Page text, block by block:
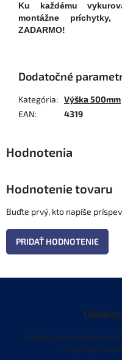
Ku každému
montážne príchytky,
ZADARMO!
Dodatočné
Kategória: Výška 500mm
EAN: 4319
Hodnotenie tovaru
Buďte prvý, kto napíše
PRIDAŤ HODNOTENIE
Vložte svoj e-mail a my
nových